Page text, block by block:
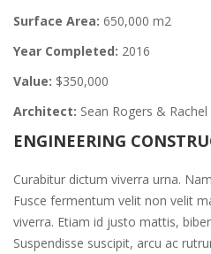
Surface Area: 650,000 m2
Year Completed: 2016
Value: $350,000
Architect: Sean Rogers &
ENGINEERING
Curabitur dictum viverra urna.
Fusce fermentum velit non velit
viverra. Etiam id justo mattis,
Suspendisse suscipit, arcu ac